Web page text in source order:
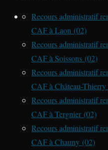
Recours administratif
CAF à Laon (02)
Recours administratif
CAF à Soissons (02)
Recours administratif
CAF à Château-
Recours administratif
CAF à Tergnier (02)
Recours administratif
CAF à Chauny (02)